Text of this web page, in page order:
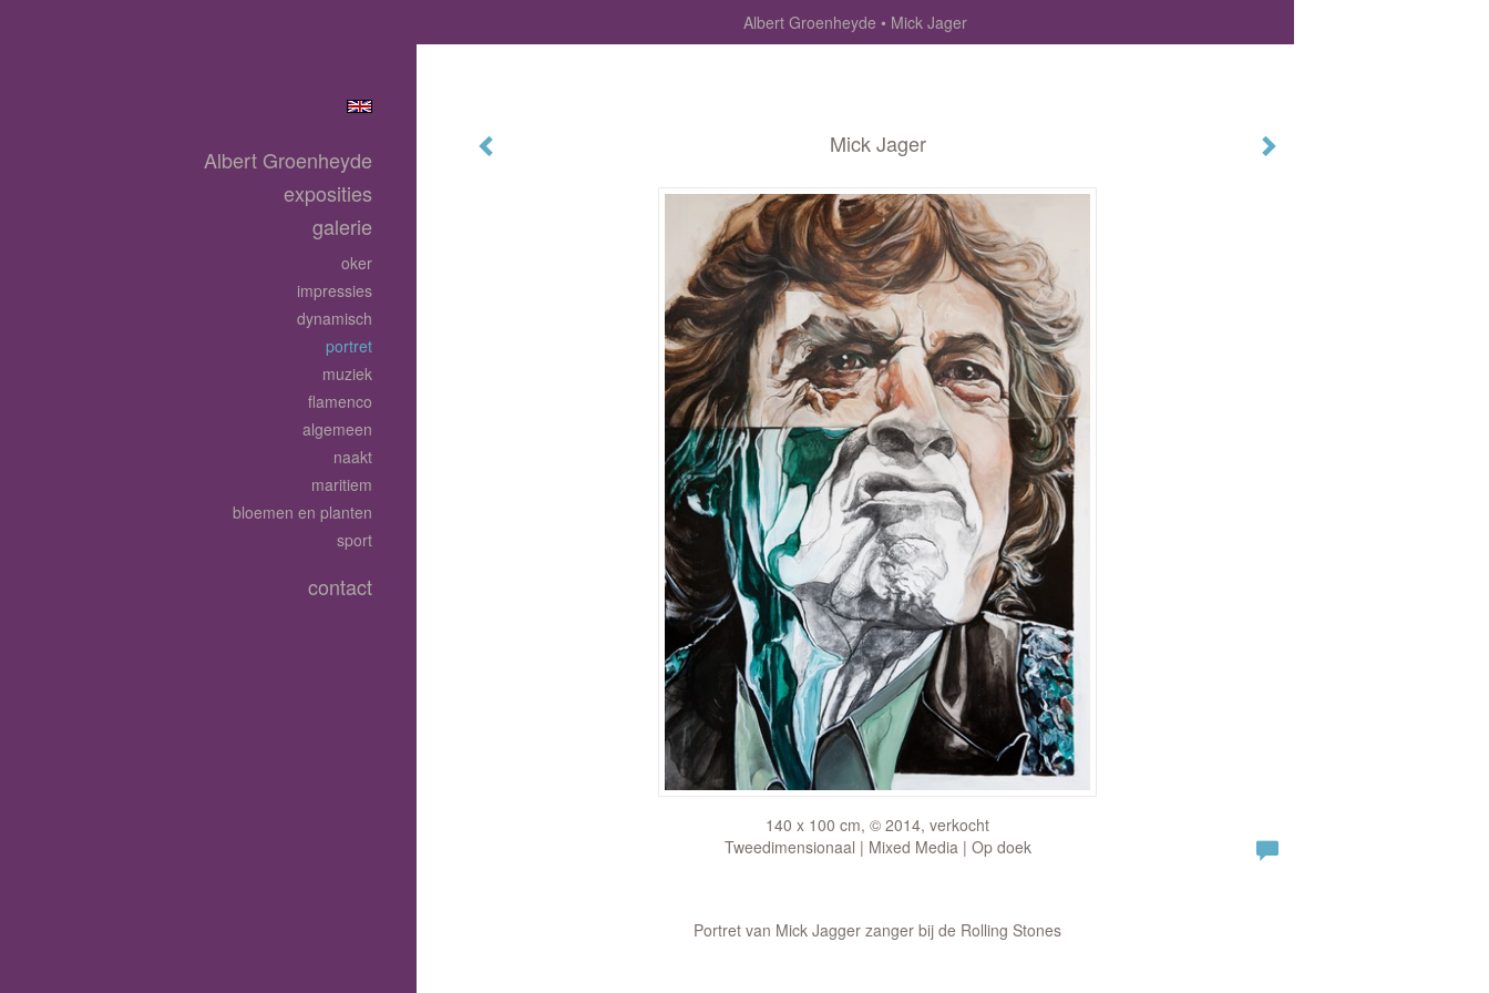
Albert Groenheyde Mick Jager
Mick Jager
140 x 100 cm, © 2014, verkocht
Tweedimensionaal | Mixed Media | Op doek
Portret van Mick Jagger zanger bij de Rolling Stones
Albert Groenheyde
exposities
galerie
oker
impressies
dynamisch
portret
muziek
flamenco
algemeen
naakt
maritiem
bloemen en planten
sport
contact